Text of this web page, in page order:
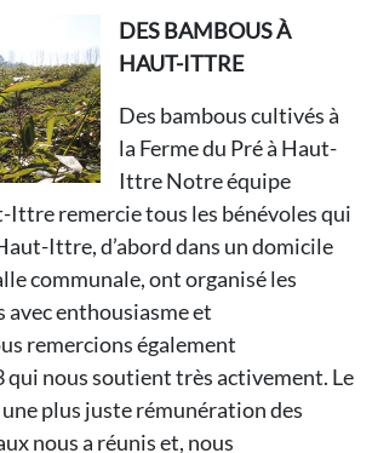
DES BAMBOUS À
HAUT-ITTRE
Des bambous cultivés à
la Ferme du Pré à Haut-
IttreNotre équipe
Ittreremercie tous les bénévoles qui
Ittre, d’abord dans un domicile
communale,ont organisé les
avec enthousiasme et
remercions également
qui nous soutient très activement. Le
une plus juste rémunérationdes
nous a réunis et, nous